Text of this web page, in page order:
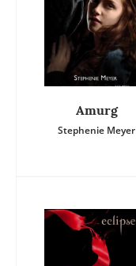
Amurg
Stephenie Meyer